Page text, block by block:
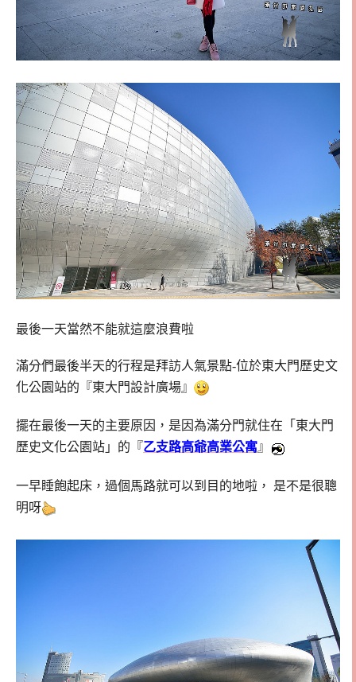
最後一天當然不能就這麼浪費啦
滿分們最後半天的行程是拜訪人氣景點-位於東大門歷史文
化公園站的『東大門設計廣場』
擺在最後一天的主要原因，是因為滿分門就住在「東大門
歷史文化公園站」的『乙支路高爺高業公寓』
一早睡飽起床，過個馬路就可以到目的地啦， 是不是很聰
明呀